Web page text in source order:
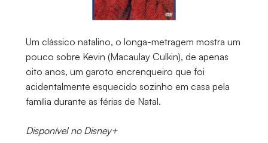
Um clássico natalino, o longa-metragem mostra um
pouco sobre Kevin (Macaulay Culkin), de apenas
oito anos, um garoto encrenqueiro que foi
acidentalmente esquecido sozinho em casa pela
família durante as férias de Natal.
Disponível no Disney+